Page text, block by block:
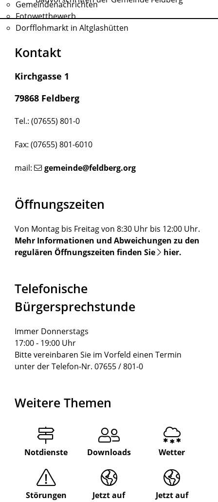
Gemeindenachrichten
Fotowettbewerb
Dorfflohmarkt in Altglashütten
Kontakt
Kirchgasse 1
79868 Feldberg
Tel.: (07655) 801-0
Fax: (07655) 801-6010
mail: gemeinde@feldberg.org
Öffnungszeiten
Von Montag bis Freitag von 8:30 Uhr bis 12:00 Uhr.
Mehr Informationen und Abweichungen zu den
regulären Öffnungszeiten finden Sie
hier.
Telefonische
Bürgersprechstunde
Immer Donnerstags
17:00 - 19:00 Uhr
Bitte vereinbaren Sie im Vorfeld einen Termin
unter der Telefon-Nr. 07655 / 801-0
Weitere Themen
Notdienste Downloads Wetter
Störungen
Jetzt auf
Jetzt auf